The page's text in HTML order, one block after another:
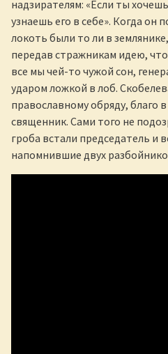
надзирателям: «Если ты
узнаешь его в себе». Когда он
локоть были то ли в
передав стражникам идею,
все мы чей-то чужой сон,
ударом ложкой в лоб.
православному обряду, благо
священник. Сами того не
гроба встали председатель и
напомнившие двух